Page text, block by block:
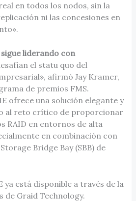
en todos los nodos, sin la
ni las concesiones en
liderando con
el statu quo del
afirmó Jay Kramer,
de premios FMS.
ofrece una solución elegante y
al reto crítico de proporcionar
RAID en entornos de alta
en combinación con
Bridge Bay (SBB) de
ya está disponible a través de la
de Graid Technology.